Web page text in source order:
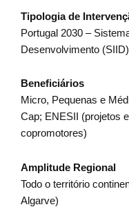
Tipologia de
Portugal 2030 –
Desenvolvimento (SIID)
Beneficiários
Micro, Pequenas e
Cap; ENESII (projetos
copromotores)
Amplitude Regional
Todo o território
Algarve)